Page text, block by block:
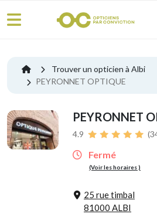
Trouver un opticien à Albi
PEYRONNET OPTIQUE
PEYRONNET
4.9
Fermé
(Voir les horaires )
25 rue timbal
81000 ALBI